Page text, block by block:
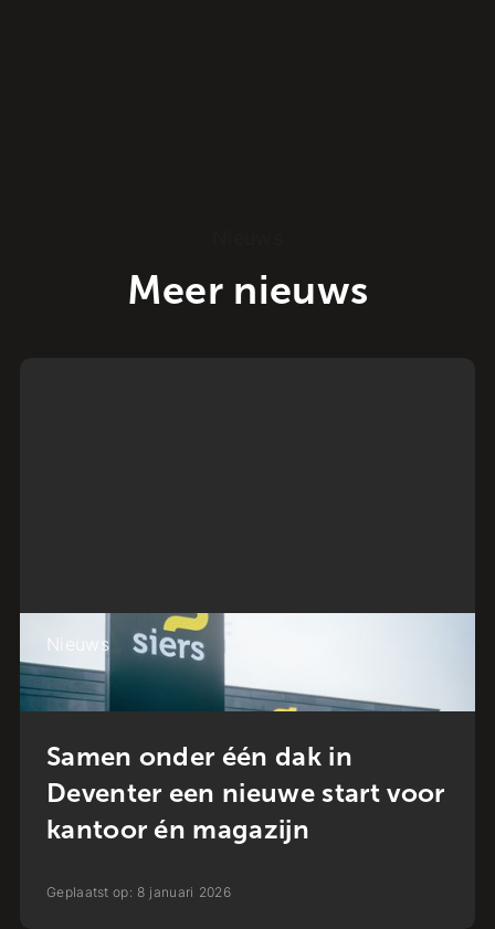
Meer nieuws
Nieuws
Samen onder één dak in
Deventer een nieuwe start voor
kantoor én magazijn
Geplaatst op: 8 januari 2026